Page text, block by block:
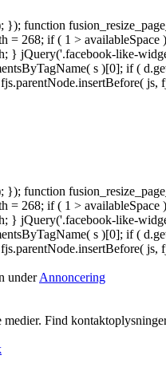
function
= 268; if ( 1 >
} jQuery('.facebook-like-
s )[0]; if (
js,
function
= 268; if ( 1 >
} jQuery('.facebook-like-
s )[0]; if (
js,
underAnnoncering
Find